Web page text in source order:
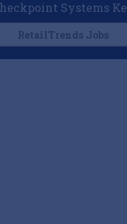
RetailTrends Jobs